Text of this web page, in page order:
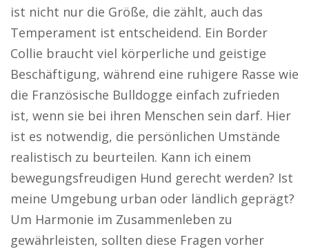
ist nicht nur die Größe, die zählt, auch das
Temperament ist entscheidend. Ein Border
Collie braucht viel körperliche und geistige
Beschäftigung, während eine ruhigere Rasse wie
die Französische Bulldogge einfach zufrieden
ist, wenn sie bei ihren Menschen sein darf. Hier
ist es notwendig, die persönlichen Umstände
realistisch zu beurteilen. Kann ich einem
bewegungsfreudigen Hund gerecht werden? Ist
meine Umgebung urban oder ländlich geprägt?
Um Harmonie im Zusammenleben zu
gewährleisten, sollten diese Fragen vorher